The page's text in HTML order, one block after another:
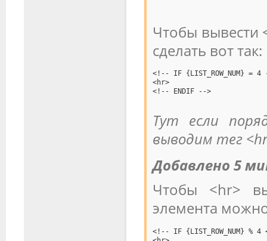
Чтобы вывести
сделать вот так:
<!-- IF {LIST_ROW_NUM} = 4
<hr>
<!-- ENDIF -->
Тут если
выводим тег
Добавлено 5
Чтобы <hr>
элемента
<!-- IF {LIST_ROW_NUM} %